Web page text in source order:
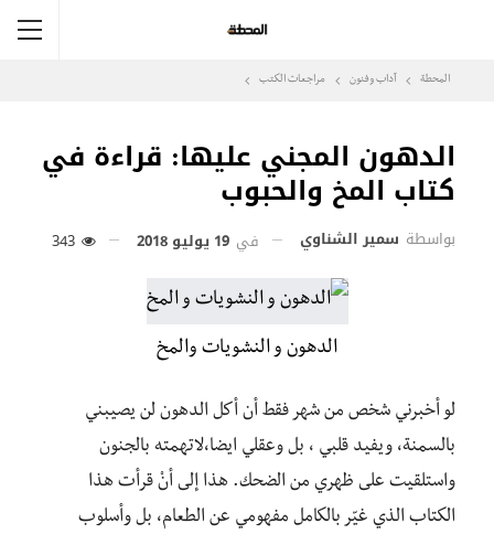
المحطة آداب وفنون مراجعات الكتب
الدهون المجني عليها: قراءة في
كتاب المخ والحبوب
بواسطة سمير الشناوي في 19 يوليو 2018
الدهون و النشويات والمخ
لو أخبرني شخص من شهر فقط أن أكل الدهون لن يصيبني
بالسمنة، ويفيد قلبي ، بل وعقلي ايضا،لاتهمته بالجنون
واستلقيت على ظهري من الضحك. هذا إلى أنْ قرأت هذا
الكتاب الذي غيّر بالكامل مفهومي عن الطعام، بل وأسلوب